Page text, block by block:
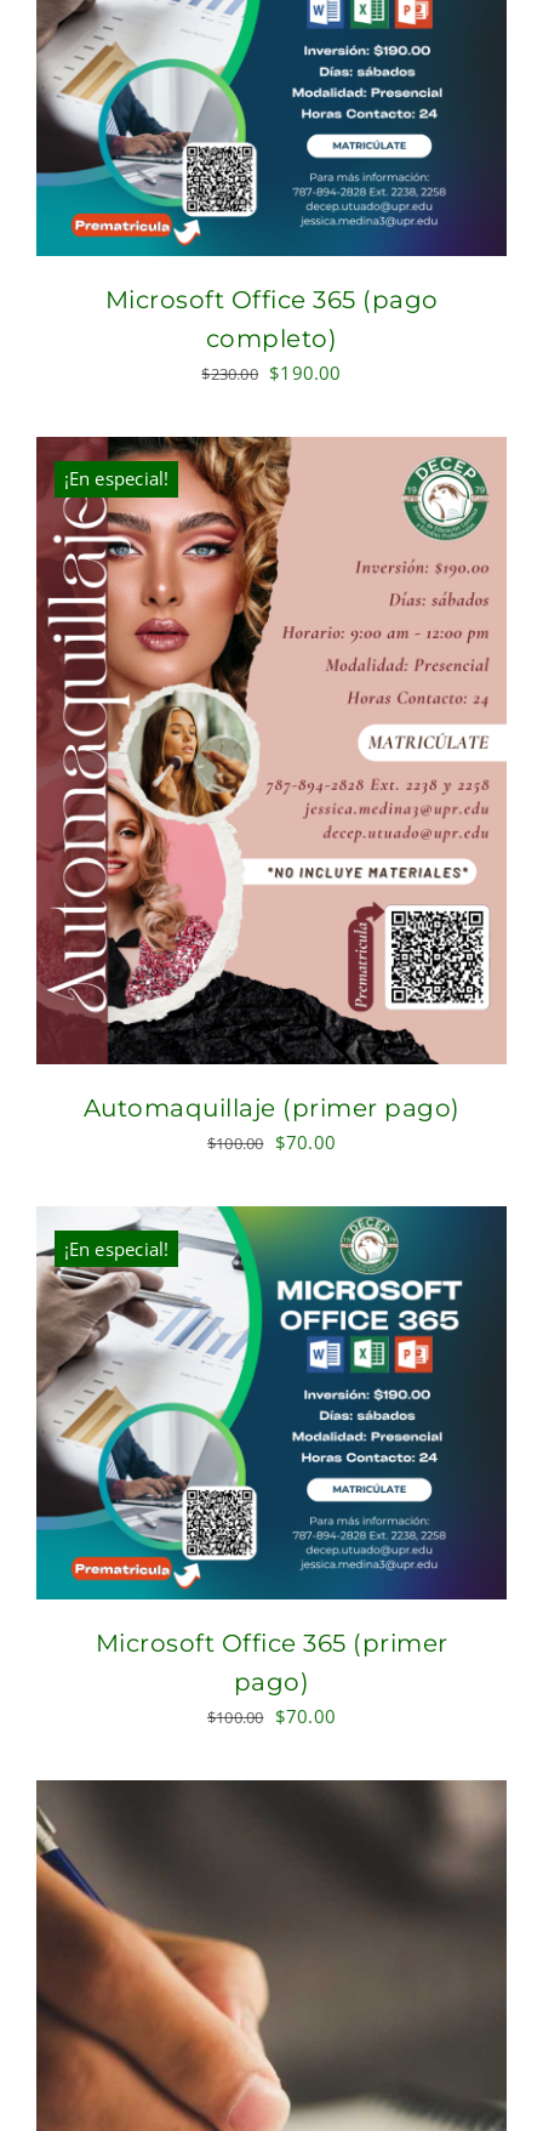
Microsoft Office 365 (pago
completo)
$230.00 Original
was:
$230.00.
$190.00
is:
$190.00.
¡En especial!
Automaquillaje (primer pago)
$100.00 Original
was:
$100.00.
$70.00
is:
$70.00.
¡En especial!
Microsoft Office 365 (primer
pago)
$100.00 Original
was:
$70.00
is: